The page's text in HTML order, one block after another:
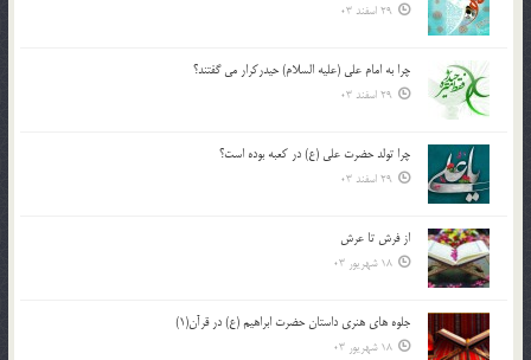
29 اسفند 03
چرا به امام علی (علیه السلام) حیدرکرار می گفتند؟
29 اسفند 03
چرا تولد حضرت علی (ع) در کعبه بوده است؟
29 اسفند 03
از فرش تا عرش
18 شهریور 03
جلوه هاي هنري داستان حضرت ابراهيم (ع) در قرآن(1)
18 شهریور 03